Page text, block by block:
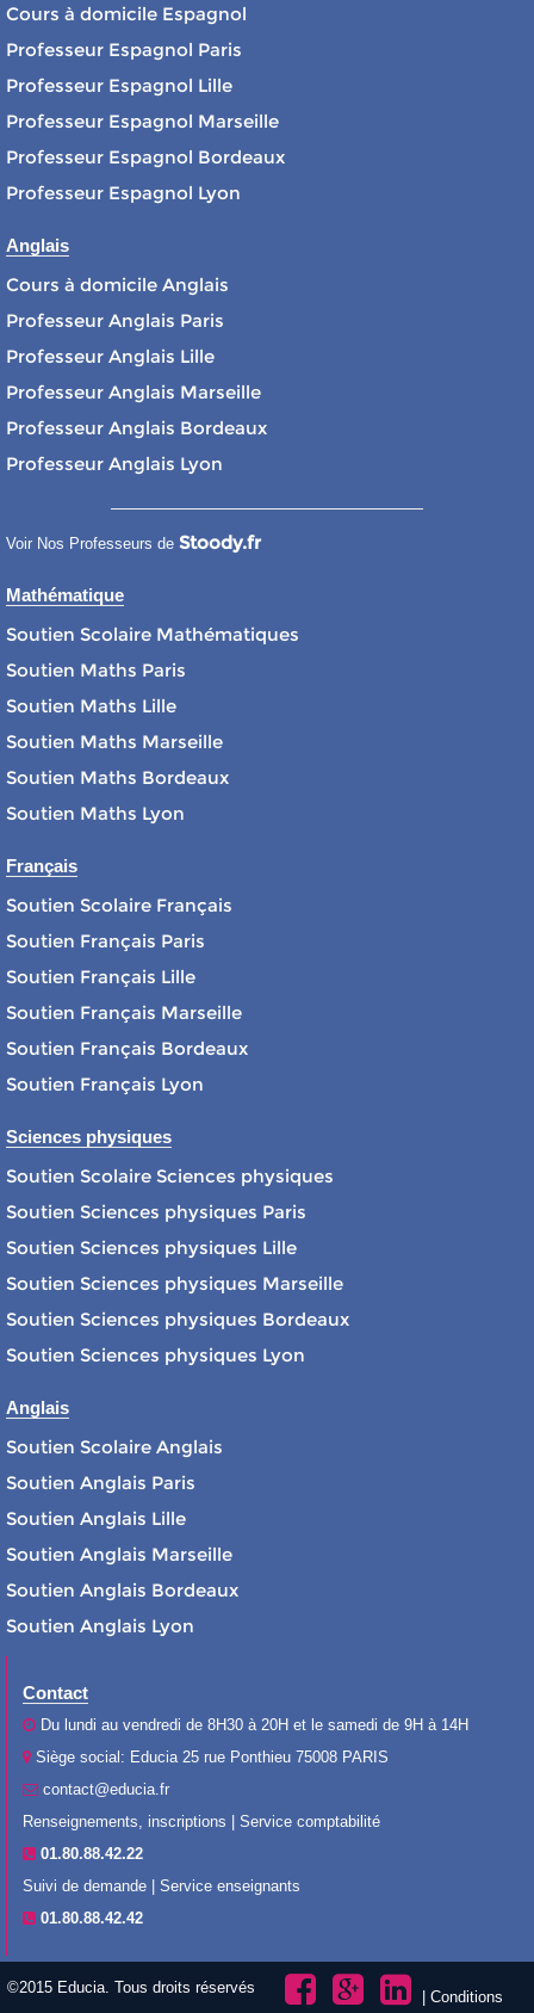
Cours à domicile Espagnol
Professeur Espagnol Paris
Professeur Espagnol Lille
Professeur Espagnol Marseille
Professeur Espagnol Bordeaux
Professeur Espagnol Lyon
Anglais
Cours à domicile Anglais
Professeur Anglais Paris
Professeur Anglais Lille
Professeur Anglais Marseille
Professeur Anglais Bordeaux
Professeur Anglais Lyon
Voir Nos Professeurs de Stoody.fr
Mathématique
Soutien Scolaire Mathématiques
Soutien Maths Paris
Soutien Maths Lille
Soutien Maths Marseille
Soutien Maths Bordeaux
Soutien Maths Lyon
Français
Soutien Scolaire Français
Soutien Français Paris
Soutien Français Lille
Soutien Français Marseille
Soutien Français Bordeaux
Soutien Français Lyon
Sciences physiques
Soutien Scolaire Sciences physiques
Soutien Sciences physiques Paris
Soutien Sciences physiques Lille
Soutien Sciences physiques Marseille
Soutien Sciences physiques Bordeaux
Soutien Sciences physiques Lyon
Anglais
Soutien Scolaire Anglais
Soutien Anglais Paris
Soutien Anglais Lille
Soutien Anglais Marseille
Soutien Anglais Bordeaux
Soutien Anglais Lyon
Contact
Du lundi au vendredi de 8H30 à 20H et le samedi de 9H à 14H
Siège social: Educia 25 rue Ponthieu 75008 PARIS
contact@educia.fr
Renseignements, inscriptions | Service comptabilité
01.80.88.42.22
Suivi de demande | Service enseignants
01.80.88.42.42
©2015 Educia. Tous droits réservés
| Conditions